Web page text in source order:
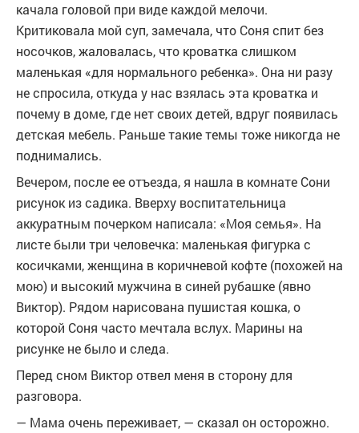
качала головой при виде каждой мелочи.
Критиковала мой суп, замечала, что Соня спит без
носочков, жаловалась, что кроватка слишком
маленькая «для нормального ребенка». Она ни разу
не спросила, откуда у нас взялась эта кроватка и
почему в доме, где нет своих детей, вдруг появилась
детская мебель. Раньше такие темы тоже никогда не
поднимались.
Вечером, после ее отъезда, я нашла в комнате Сони
рисунок из садика. Вверху воспитательница
аккуратным почерком написала: «Моя семья». На
листе были три человечка: маленькая фигурка с
косичками, женщина в коричневой кофте (похожей на
мою) и высокий мужчина в синей рубашке (явно
Виктор). Рядом нарисована пушистая кошка, о
которой Соня часто мечтала вслух. Марины на
рисунке не было и следа.
Перед сном Виктор отвел меня в сторону для
разговора.
— Мама очень переживает, — сказал он осторожно.